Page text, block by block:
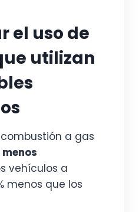
el uso de
utilizan
a gas
menos
vehículos a
menos que los